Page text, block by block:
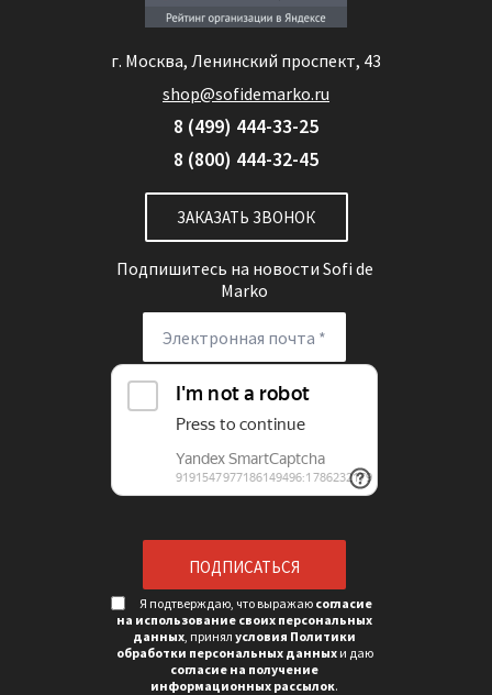
г. Москва, Ленинский проспект, 43
shop@sofidemarko.ru
8 (499) 444-33-25
8 (800) 444-32-45
ЗАКАЗАТЬ ЗВОНОК
Подпишитесь на новости Sofi de
Marko
Я подтверждаю, что выражаю согласие
на использование своих персональных
данных, принял условия Политики
обработки персональных данныхи даю
согласие на получение
информационных рассылок.